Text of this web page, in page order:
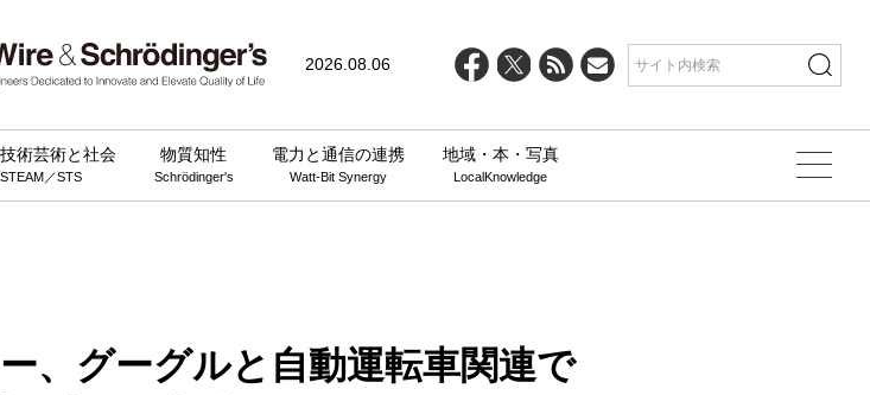
2026.08.06
術芸術と社会
STEAM／STS
物質知性
Schrödinger's
電力と通信の連携
Watt-Bit Synergy
地域・本・写真
LocalKnowledge
wirelesswire_v3/functions.php
、グーグルと自動運転車関連で